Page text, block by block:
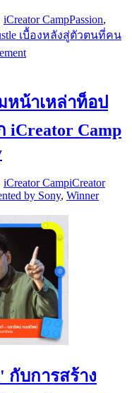
iCreator CampPassion,
เบื้องหลังสู่ตัวตนที่คน
หน้าเหล่าท็อป
iCreator Camp
iCreator CampiCreator
by Sony, Winner
กับการสร้าง